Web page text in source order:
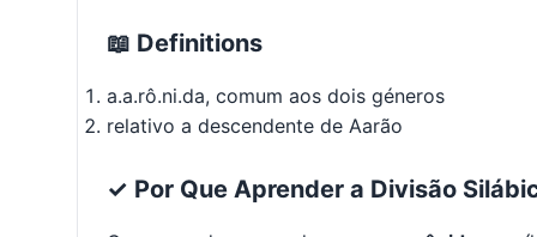
📖 Definitions
a.a.rô.ni.da, comum aos dois géneros
relativo a descendente de Aarão
✓ Por Que Aprender a Divisão